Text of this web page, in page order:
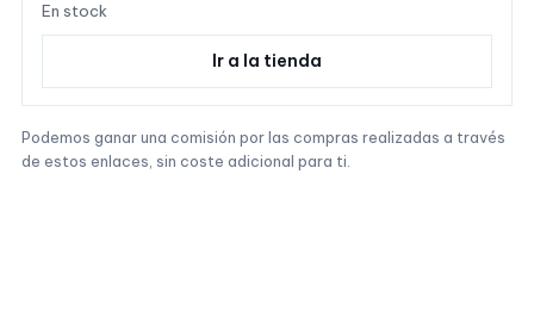
En stock
Ir a la tienda
Podemos ganar una comisión por las compras realizadas a través
de estos enlaces, sin coste adicional para ti.